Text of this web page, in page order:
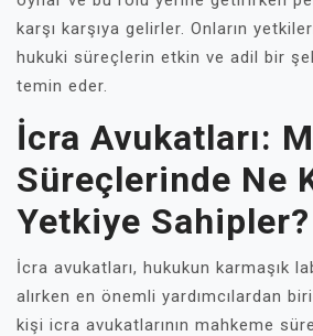
karşı karşıya gelirler. Onların
hukuki süreçlerin etkin ve adil bir
temin eder.
İcra Avukatları:
Süreçlerinde Ne
Yetkiye Sahipler?
İcra avukatları, hukukun karmaşık
alırken en önemli yardımcılardan
kişi icra avukatlarının mahkeme